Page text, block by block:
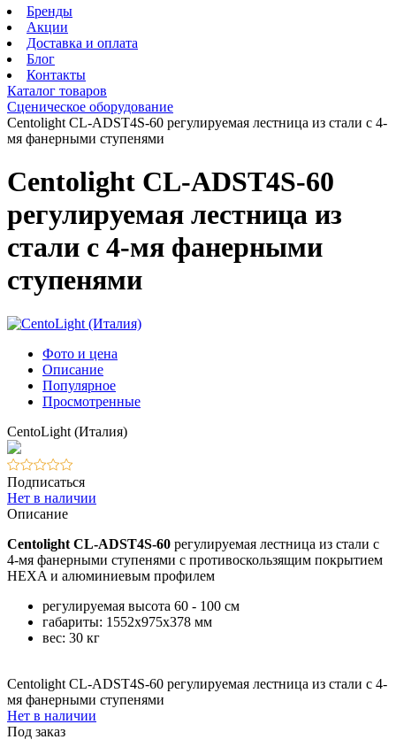
Бренды
Акции
Доставка и оплата
Блог
Контакты
Каталог товаров
Сценическое оборудование
Centolight CL-ADST4S-60 регулируемая лестница из стали с 4-
мя фанерными ступенями
Centolight CL-ADST4S-60
регулируемая лестница из
стали с 4-мя фанерными
ступенями
Фото и цена
Описание
Популярное
Просмотренные
CentoLight (Италия)
Подписаться
Нет в наличии
Описание
Centolight CL-ADST4S-60 регулируемая лестница из стали с
4-мя фанерными ступенями с противоскользящим покрытием
HEXA и алюминиевым профилем
регулируемая высота 60 - 100 см
габариты: 1552х975х378 мм
вес: 30 кг
Centolight CL-ADST4S-60 регулируемая лестница из стали с 4-
мя фанерными ступенями
Нет в наличии
Под заказ